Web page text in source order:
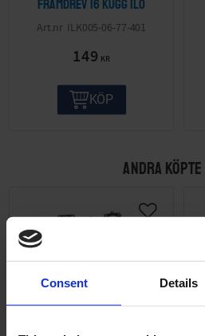
Consent Details
Framdrev 16 kugg Ilo
ILK005-06-77-401
149 KR
KÖP
ANDRA KÖPTE